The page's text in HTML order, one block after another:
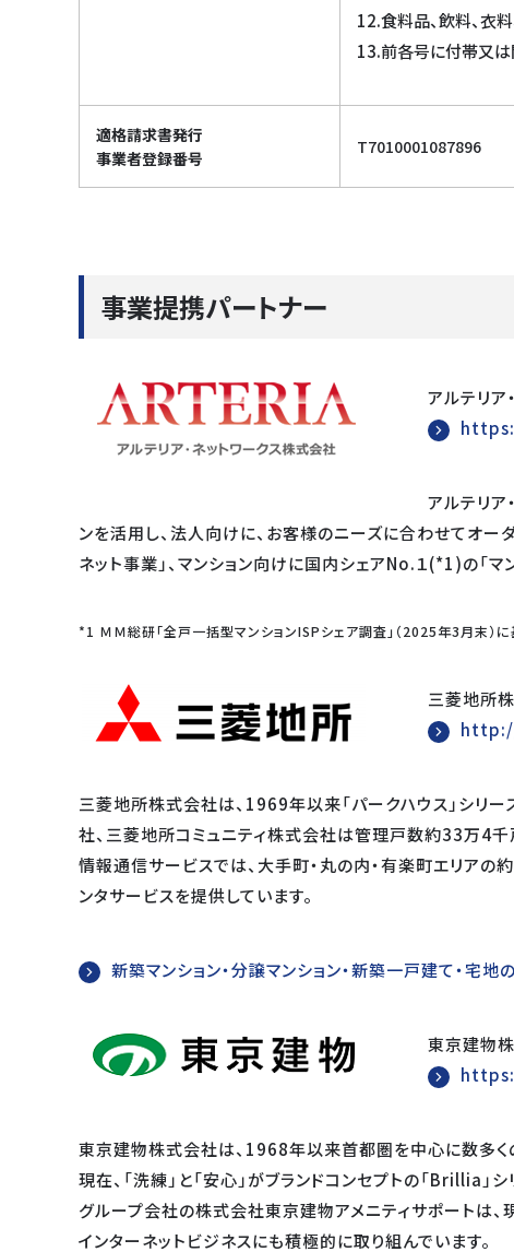
12.食料品、飲料、衣
13.前各号に付帯又
適格請求書発行
事業者登録番号
T7010001087896
事業提携パートナー
アルテリア
アルテリア
ンを活用し、法人向けに、お客様のニーズに合わせてオー
ネット事業」、マンション向けに国内シェアNo.１(*1)の「マ
*1 ＭＭ総研「全戸一括型マンションISPシェア調査」（2025年3月末）に
三菱地所
三菱地所株式会社は、1969年以来「パークハウス」シリ
社、三菱地所コミュニティ株式会社は管理戸数約33万4千
情報通信サービスでは、大手町・丸の内・有楽町エリアの
ンタサービスを提供しています。
新築マンション・分譲マンション・新築一戸建て・宅
東京建物
東京建物株式会社は、1968年以来首都圏を中心に数多く
現在、「洗練」と「安心」がブランドコンセプトの「Brillia
グループ会社の株式会社東京建物アメニティサポートは、
インターネットビジネスにも積極的に取り組んでいます。